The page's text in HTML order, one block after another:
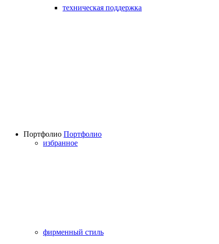
техническая поддержка
Портфолио Портфолио
избранное
фирменный стиль